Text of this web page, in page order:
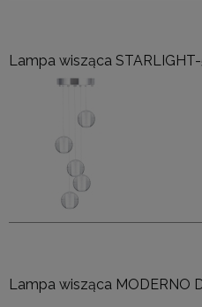
Lampa wisząca
Lampa wisząca MODERNO